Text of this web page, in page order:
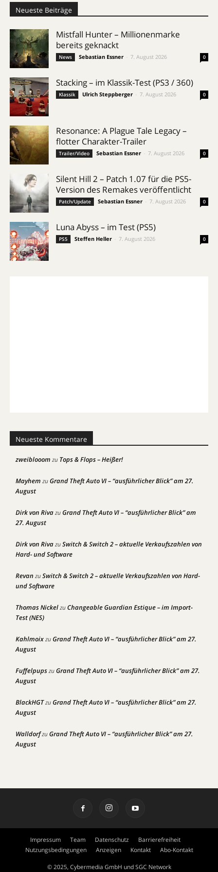
Neueste Beiträge
Mistfall Hunter – Millionenmarke
bereits geknackt
News Sebastian Essner 7. August 2026 0
Stacking – im Klassik-Test (PS3 / 360)
Klassik Ulrich Steppberger 7. August 2026 0
Resonance: A Plague Tale Legacy –
flotter Charakter-Trailer
Trailer/Video Sebastian Essner 7. August 2026 0
Silent Hill 2 – Patch 1.07 für die PS5-
Version des Remakes veröffentlicht
Patch/Update Sebastian Essner 7. August 2026 0
Luna Abyss – im Test (PS5)
PS5 Steffen Heller 7. August 2026 0
Neueste Kommentare
zweiblooom zu Tops & Flops – Heißer!
Mayhem zuGrand Theft Auto VI – “ausführlicher Blick” am 27.
August
Dirk von RivazuGrand Theft Auto VI – “ausführlicher Blick” am
27. August
Dirk von RivazuSwitch & Switch 2 – aktuelle Verkaufszahlen von
Hard- und Software
Revan zuSwitch & Switch 2 – aktuelle Verkaufszahlen von Hard-
und Software
Thomas NickelzuChangeable Guardian Estique – im Import-
Test (NES)
KahlmoixzuGrand Theft Auto VI – “ausführlicher Blick” am 27.
August
FuffelpupszuGrand Theft Auto VI – “ausführlicher Blick” am 27.
August
BlackHGTzuGrand Theft Auto VI – “ausführlicher Blick” am 27.
August
WalldorfzuGrand Theft Auto VI – “ausführlicher Blick” am 27.
August
Impressum Team Datenschutz
Barrierefreiheit
Nutzungsbedingungen
Anzeigen Kontakt Abo-Kontakt
© 2025, Cybermedia GmbH und SGC Network